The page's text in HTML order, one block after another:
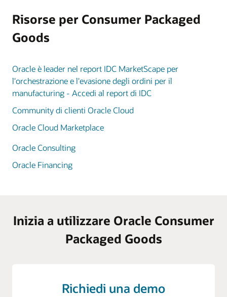
Risorse per Consumer Packaged
Goods
Oracle è leader nel report IDC MarketScape per
l'orchestrazione e l'evasione degli ordini per il
manufacturing - Accedi al report di IDC
Community di clienti Oracle Cloud
Oracle Cloud Marketplace
Oracle Consulting
Oracle Financing
Inizia a utilizzare Oracle Consumer
Packaged Goods
Richiedi una demo